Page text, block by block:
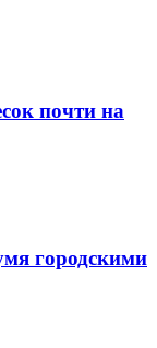
почти на
городскими